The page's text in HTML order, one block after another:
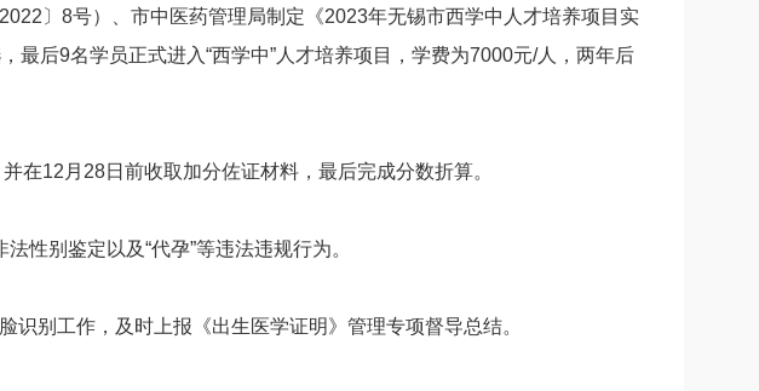
〕8号）、市中医药管理局制定《2023年无锡市西学中人才培养项目实
后9名学员正式进入“西学中”人才培养项目，学费为7000元/人，两年后
在12月28日前收取加分佐证材料，最后完成分数折算。
性别鉴定以及“代孕”等违法违规行为。
别工作，及时上报《出生医学证明》管理专项督导总结。